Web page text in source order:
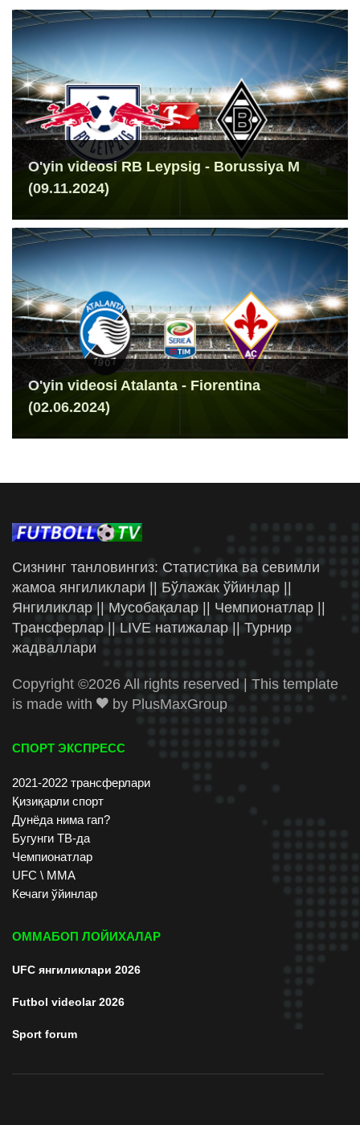
O'yin videosi RB Leypsig - Borussiya M
(09.11.2024)
O'yin videosi Atalanta - Fiorentina
(02.06.2024)
Сизнинг танловингиз: Статистика ва севимли
жамоа янгиликлари || Бўлажак ўйинлар ||
Янгиликлар || Мусобақалар || Чемпионатлар ||
Трансферлар || LIVE натижалар || Турнир
жадваллари
Copyright ©2026 All rights reserved | This template
is made with
by PlusMaxGroup
СПОРТ ЭКСПРЕСС
2021-2022 трансферлари
Қизиқарли спорт
Дунёда нима гап?
Бугунги ТВ-да
Чемпионатлар
UFC \ ММА
Кечаги ўйинлар
ОММАБОП ЛОЙИХАЛАР
UFC янгиликлари 2026
Futbol videolar 2026
Sport forum